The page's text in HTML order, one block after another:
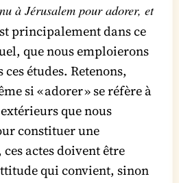
à Jérusalem pour adorer, et
principalement dans ce
que nous emploierons
études. Retenons,
si « adorer » se réfère à
que nous
constituer une
actes doivent être
qui convient, sinon